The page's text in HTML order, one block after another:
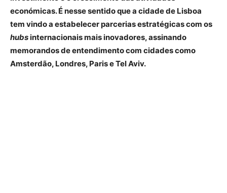
económicas.É nesse sentido que a cidade de Lisboa
tem vindo a estabelecer parcerias estratégicas com os
hubsinternacionais mais inovadores, assinando
memorandos de entendimento com cidades como
Amsterdão, Londres, Paris e Tel Aviv.